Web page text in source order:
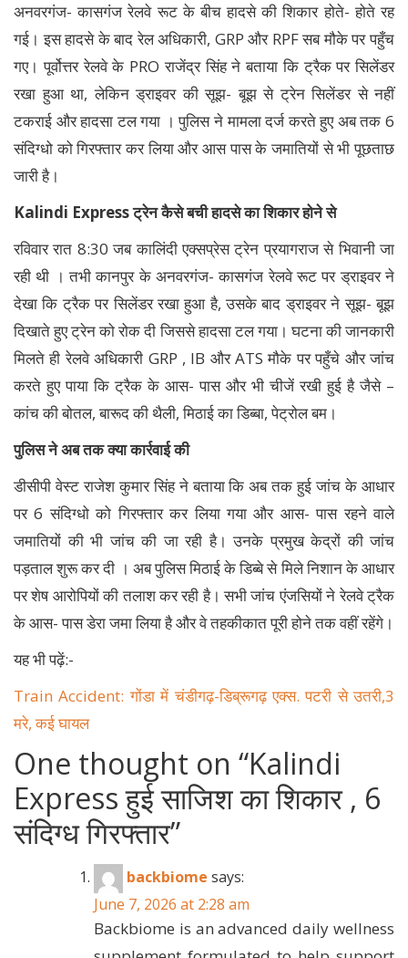
अनवरगंज- कासगंज रेलवे रूट के बीच हादसे की शिकार होते- होते रह
गई। इस हादसे के बाद रेल अधिकारी, GRP और RPF सब मौके पर पहुँच
गए। पूर्वोत्तर रेलवे के PRO राजेंद्र सिंह ने बताया कि ट्रैक पर सिलेंडर
रखा हुआ था, लेकिन ड्राइवर की सूझ- बूझ से ट्रेन सिलेंडर से नहीं
टकराई और हादसा टल गया । पुलिस ने मामला दर्ज करते हुए अब तक 6
संदिग्धो को गिरफ्तार कर लिया और आस पास के जमातियों से भी पूछताछ
जारी है।
Kalindi Express ट्रेन कैसे बची हादसे का शिकार होने से
रविवार रात 8:30 जब कालिंदी एक्सप्रेस ट्रेन प्रयागराज से भिवानी जा
रही थी । तभी कानपुर के अनवरगंज- कासगंज रेलवे रूट पर ड्राइवर ने
देखा कि ट्रैक पर सिलेंडर रखा हुआ है, उसके बाद ड्राइवर ने सूझ- बूझ
दिखाते हुए ट्रेन को रोक दी जिससे हादसा टल गया। घटना की जानकारी
मिलते ही रेलवे अधिकारी GRP , IB और ATS मौके पर पहुँचे और जांच
करते हुए पाया कि ट्रैक के आस- पास और भी चीजें रखी हुई है जैसे –
कांच की बोतल, बारूद की थैली, मिठाई का डिब्बा, पेट्रोल बम।
पुलिस ने अब तक क्या कार्रवाई की
डीसीपी वेस्ट राजेश कुमार सिंह ने बताया कि अब तक हुई जांच के आधार
पर 6 संदिग्धो को गिरफ्तार कर लिया गया और आस- पास रहने वाले
जमातियों की भी जांच की जा रही है। उनके प्रमुख केद्रों की जांच
पड़ताल शुरू कर दी । अब पुलिस मिठाई के डिब्बे से मिले निशान के आधार
पर शेष आरोपियों की तलाश कर रही है। सभी जांच एंजसियों ने रेलवे ट्रैक
के आस- पास डेरा जमा लिया है और वे तहकीकात पूरी होने तक वहीं रहेंगे।
यह भी पढ़ें:-
Train Accident: गोंडा में चंडीगढ़-डिब्रूगढ़ एक्स. पटरी से उतरी,3
मरे, कई घायल
One thought on “Kalindi
Express हुई साजिश का शिकार , 6
संदिग्ध गिरफ्तार”
backbiome says:
June 7, 2026 at 2:28 am
Backbiome is an advanced daily wellness